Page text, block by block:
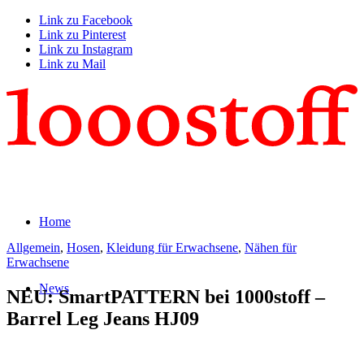
Link zu Facebook
Link zu Pinterest
Link zu Instagram
Link zu Mail
Home
News
Allgemein, Hosen, Kleidung für Erwachsene, Nähen für
Erwachsene
NEU: SmartPATTERN bei 1000stoff –
Barrel Leg Jeans HJ09